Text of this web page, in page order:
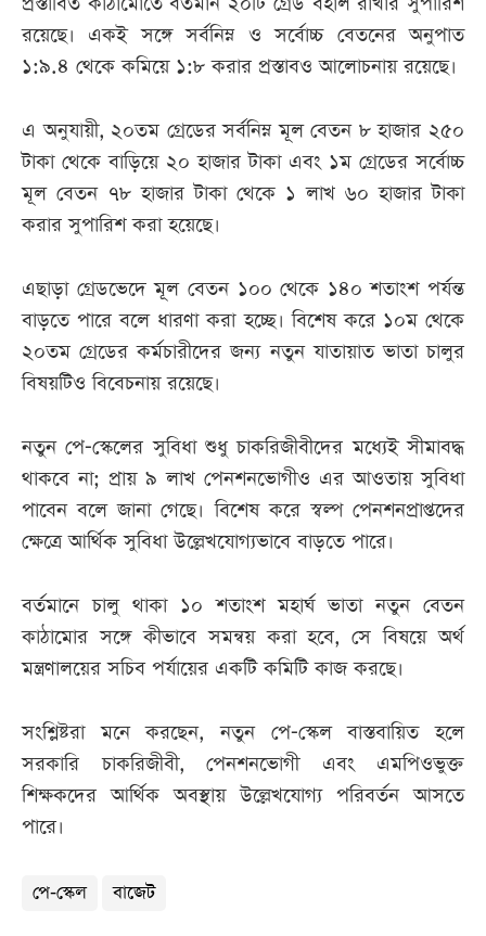
রয়েছে। একই সঙ্গে সর্বনিম্ন ও সর্বোচ্চ বেতনের অনুপাত
১:৯.৪ থেকে কমিয়ে ১:৮ করার প্রস্তাবও আলোচনায় রয়েছে।
এ অনুযায়ী, ২০তম গ্রেডের সর্বনিম্ন মূল বেতন ৮ হাজার ২৫০
টাকা থেকে বাড়িয়ে ২০ হাজার টাকা এবং ১ম গ্রেডের সর্বোচ্চ
মূল বেতন ৭৮ হাজার টাকা থেকে ১ লাখ ৬০ হাজার টাকা
করার সুপারিশ করা হয়েছে।
এছাড়া গ্রেডভেদে মূল বেতন ১০০ থেকে ১৪০ শতাংশ পর্যন্ত
বাড়তে পারে বলে ধারণা করা হচ্ছে। বিশেষ করে ১০ম থেকে
২০তম গ্রেডের কর্মচারীদের জন্য নতুন যাতায়াত ভাতা চালুর
বিষয়টিও বিবেচনায় রয়েছে।
নতুন পে-স্কেলের সুবিধা শুধু চাকরিজীবীদের মধ্যেই সীমাবদ্ধ
থাকবে না; প্রায় ৯ লাখ পেনশনভোগীও এর আওতায় সুবিধা
পাবেন বলে জানা গেছে। বিশেষ করে স্বল্প পেনশনপ্রাপ্তদের
ক্ষেত্রে আর্থিক সুবিধা উল্লেখযোগ্যভাবে বাড়তে পারে।
বর্তমানে চালু থাকা ১০ শতাংশ মহার্ঘ ভাতা নতুন বেতন
কাঠামোর সঙ্গে কীভাবে সমন্বয় করা হবে, সে বিষয়ে অর্থ
মন্ত্রণালয়ের সচিব পর্যায়ের একটি কমিটি কাজ করছে।
সংশ্লিষ্টরা মনে করছেন, নতুন পে-স্কেল বাস্তবায়িত হলে
সরকারি চাকরিজীবী, পেনশনভোগী এবং এমপিওভুক্ত
শিক্ষকদের আর্থিক অবস্থায় উল্লেখযোগ্য পরিবর্তন আসতে
পারে।
পে-স্কেল বাজেট